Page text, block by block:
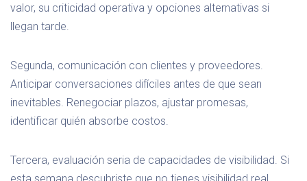
valor, su criticidad operativa y opciones alternativas si
llegan tarde.
Segunda, comunicación con clientes y proveedores.
Anticipar conversaciones difíciles antes de que sean
inevitables. Renegociar plazos, ajustar promesas,
identificar quién absorbe costos.
Tercera, evaluación seria de capacidades de visibilidad. Si
esta semana descubriste que no tienes visibilidad real